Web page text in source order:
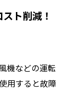
ト削減！
機などの運転
用すると故障